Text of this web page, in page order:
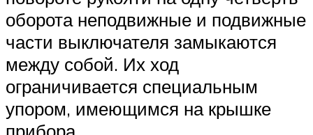
оборота неподвижные и подвижные
части выключателя замыкаются
между собой. Их ход
ограничивается специальным
упором, имеющимся на крышке